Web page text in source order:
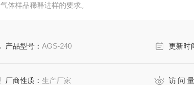
气体样品稀释进样的要求。
产品型号：AGS-240 更新时
厂商性质：生产厂家 访 问 量